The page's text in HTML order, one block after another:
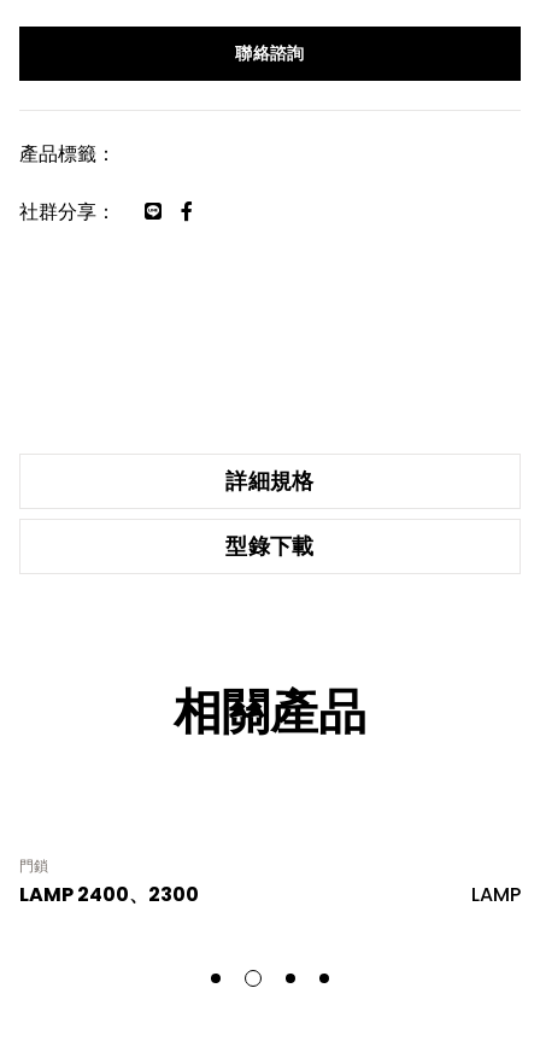
聯絡諮詢
產品標籤：
社群分享：
詳細規格
型錄下載
相關產品
門鎖
LAMP 2400、2300 LAMP